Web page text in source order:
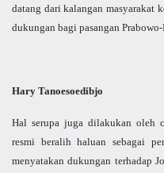
datang dari kalangan masyarakat
dukungan bagi pasangan
Hary Tanoesoedibjo
Hal serupa juga dilakukan oleh
resmi beralih haluan sebagai
menyatakan dukungan terhadap